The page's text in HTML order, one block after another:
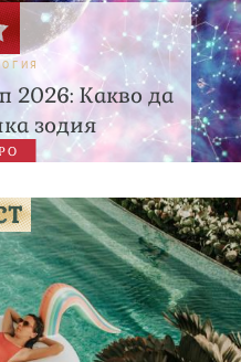
2026: Какво да
зодия